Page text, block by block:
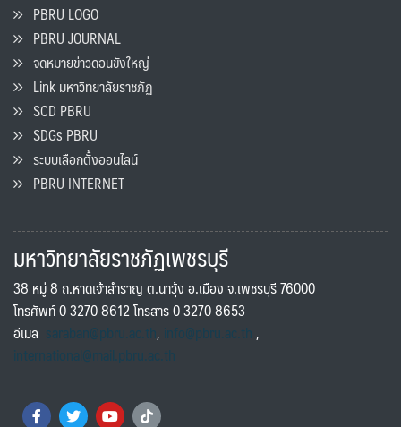
PBRU LOGO
PBRU JOURNAL
จดหมายข่าวดอนขังใหญ่
Link มหาวิทยาลัยราชภัฏ
SCD PBRU
SDGs PBRU
ระบบเลือกตั้งออนไลน์
PBRU INTERNET
มหาวิทยาลัยราชภัฏเพชรบุรี
38 หมู่ 8 ถ.หาดเจ้าสำราญ ต.นาวุ้ง อ.เมือง จ.เพชรบุรี 76000
โทรศัพท์ 0 3270 8612 โทรสาร 0 3270 8653
อีเมล saraban@pbru.ac.th, info@pbru.ac.th,
international@mail.pbru.ac.th